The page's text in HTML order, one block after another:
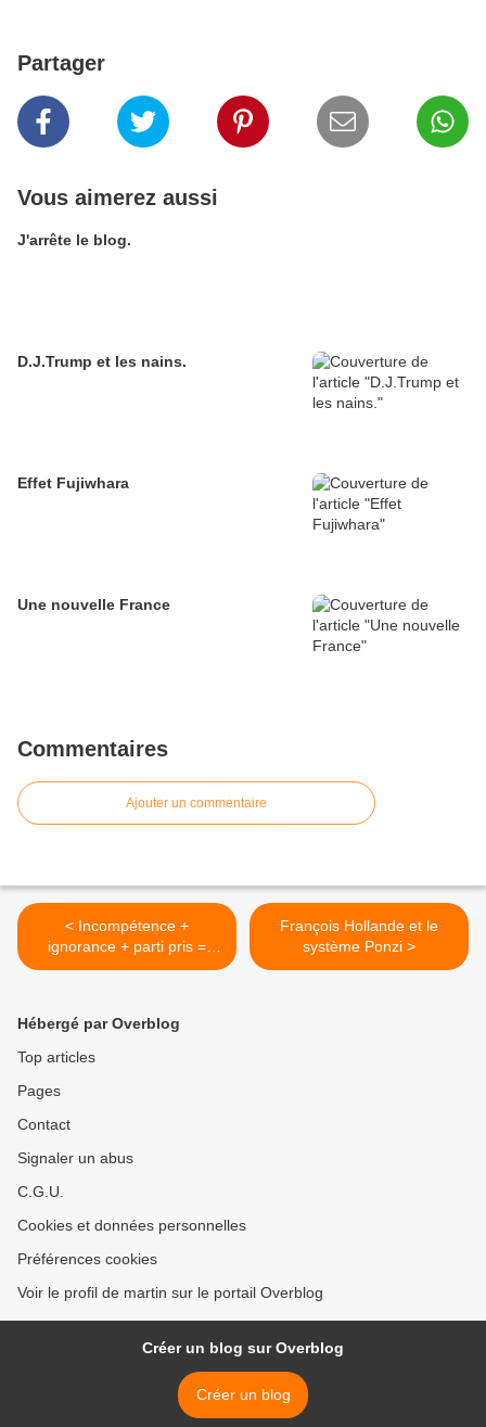
Partager
Vous aimerez aussi
J'arrête le blog.
D.J.Trump et les nains.
Effet Fujiwhara
Une nouvelle France
Commentaires
Ajouter un commentaire
< Incompétence +
ignorance + parti pris =
désinformation.
François Hollande et le
système Ponzi >
Hébergé par Overblog
Top articles
Pages
Contact
Signaler un abus
C.G.U.
Cookies et données personnelles
Préférences cookies
Voir le profil de martin sur le portail Overblog
Créer un blog sur Overblog
Créer un blog